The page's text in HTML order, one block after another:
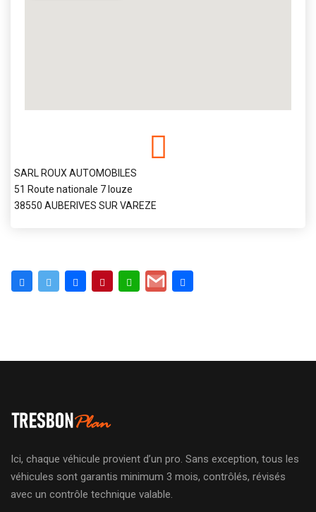
SARL ROUX AUTOMOBILES
51 Route nationale 7 louze
38550 AUBERIVES SUR VAREZE
Ici, chaque véhicule provient d’un pro. Sans exception, tous les
véhicules sont garantis minimum 3 mois, contrôlés, révisés
avec un contrôle technique valable.